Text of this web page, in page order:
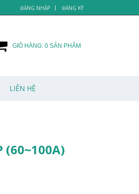
ĐĂNG NHẬP ĐĂNG KÝ
GIỎ HÀNG: 0 SẢN PHẨM
LIÊN HỆ
(60~100A)